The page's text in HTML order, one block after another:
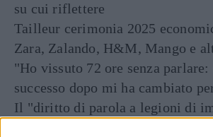
su cui riflettere
Tailleur cerimonia 2025
Zara, Zalando, H&M, Mango e
"Ho vissuto 72 ore senza parlare:
successo dopo mi ha cambiato
Il "diritto di parola a legioni di